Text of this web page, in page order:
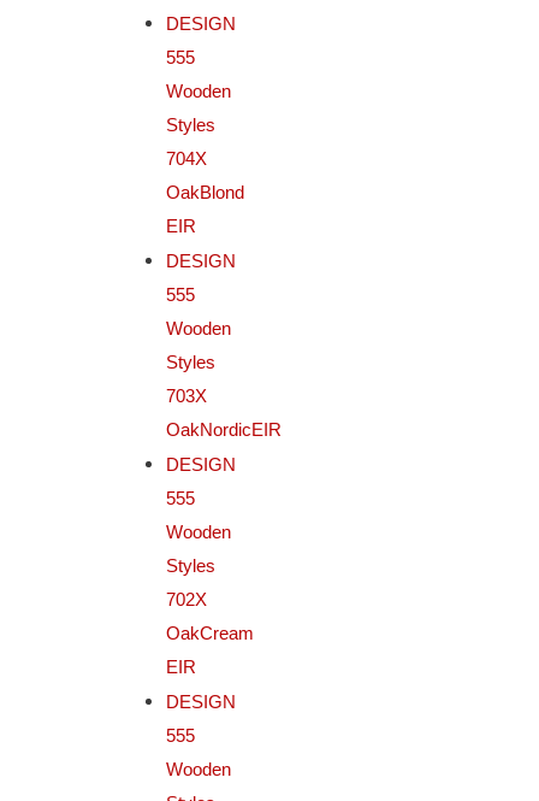
DESIGN
555
Wooden
Styles
704X
OakBlond
EIR
DESIGN
555
Wooden
Styles
703X
OakNordicEIR
DESIGN
555
Wooden
Styles
702X
OakCream
EIR
DESIGN
555
Wooden